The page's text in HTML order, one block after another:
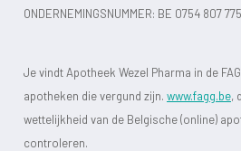
ONDERNEMINGSNUMMER: BE 0754 807 775
Je vindt Apotheek Wezel Pharma in de
apotheken die vergund zijn. www.fagg.be,
wettelijkheid van de Belgische (online)
controleren.